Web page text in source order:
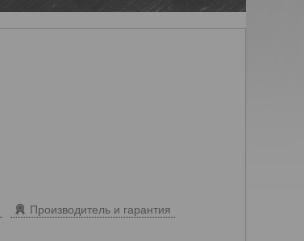
Производитель и гарантия